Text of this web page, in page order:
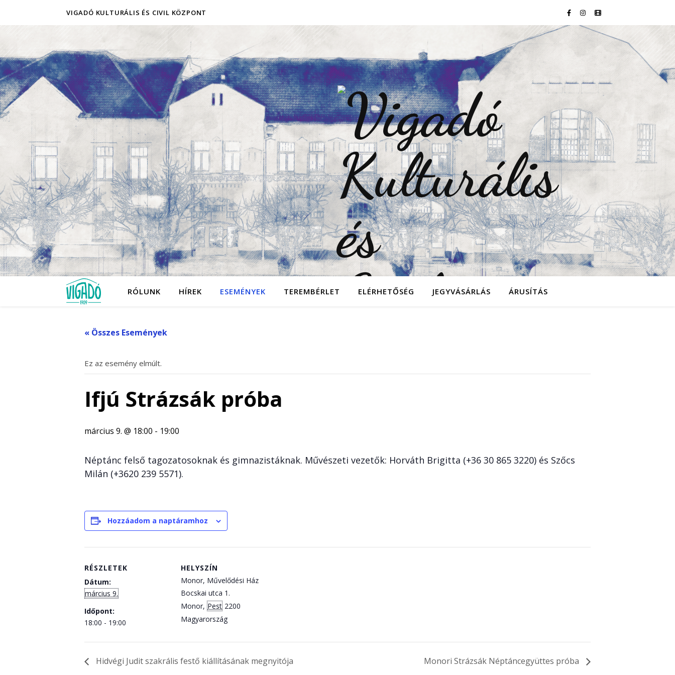
VIGADÓ KULTURÁLIS ÉS CIVIL KÖZPONT
RÓLUNK HÍREK ESEMÉNYEK TEREMBÉRLET ELÉRHETŐSÉG JEGYVÁSÁRLÁS ÁRUSÍTÁS
« Összes Események
Ez az esemény elmúlt.
Ifjú Strázsák próba
március 9. @ 18:00 - 19:00
Néptánc felső tagozatosoknak és gimnazistáknak. Művészeti vezetők: Horváth Brigitta (+36 30 865 3220) és Szőcs
Milán (+3620 239 5571).
Hozzáadom a naptáramhoz
RÉSZLETEK
Dátum:
március 9.
Időpont:
18:00 - 19:00
HELYSZÍN
Monor, Művelődési Ház
Bocskai utca 1.
Monor, Pest 2200
Magyarország
Hidvégi Judit szakrális festő kiállításának megnyitója Monori Strázsák Néptáncegyüttes próba